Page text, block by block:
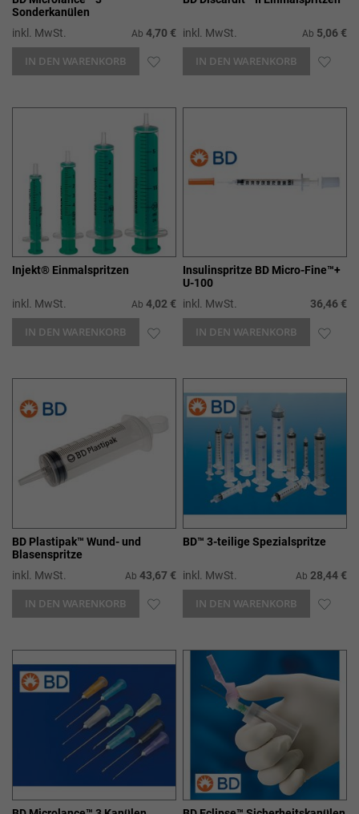
Sonderkanülen
inkl. MwSt.
Ab 4,70 €
IN DEN WARENKORB ZUR
inkl. MwSt. Ab 5,06 €
IN DEN WARENKORB ZUR
Injekt® Einmalspritzen
inkl. MwSt. Ab 4,02 €
IN DEN WARENKORB ZUR
Insulinspritze BD Micro-Fine™+
U-100
inkl. MwSt.
36,46 €
IN DEN WARENKORB ZUR
BD Plastipak™ Wund- und
Blasenspritze
inkl. MwSt.
Ab 43,67 €
IN DEN WARENKORB ZUR
HINZUFÜGEN
BD™ 3-teilige Spezialspritze
inkl. MwSt. Ab 28,44 €
IN DEN WARENKORB ZUR